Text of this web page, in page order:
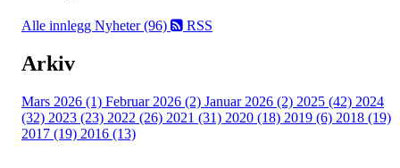
Alle innlegg Nyheter (96) RSS
Arkiv
Mars 2026 (1) Februar 2026 (2) Januar 2026 (2) 2025 (42) 2024
(32) 2023 (23) 2022 (26) 2021 (31) 2020 (18) 2019 (6) 2018 (19)
2017 (19) 2016 (13)